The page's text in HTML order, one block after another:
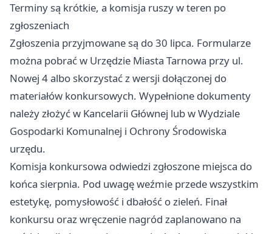
Terminy są krótkie, a komisja ruszy w teren po
zgłoszeniach
Zgłoszenia przyjmowane są do 30 lipca. Formularze
można pobrać w Urzędzie Miasta Tarnowa przy ul.
Nowej 4 albo skorzystać z wersji dołączonej do
materiałów konkursowych. Wypełnione dokumenty
należy złożyć w Kancelarii Głównej lub w Wydziale
Gospodarki Komunalnej i Ochrony Środowiska
urzędu.
Komisja konkursowa odwiedzi zgłoszone miejsca do
końca sierpnia. Pod uwagę weźmie przede wszystkim
estetykę, pomysłowość i dbałość o zieleń. Finał
konkursu oraz wręczenie nagród zaplanowano na